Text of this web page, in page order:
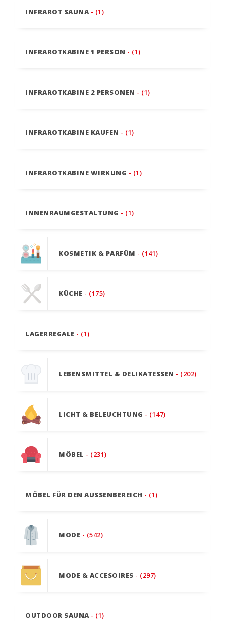
INFRAROT SAUNA - (1)
INFRAROTKABINE 1 PERSON - (1)
INFRAROTKABINE 2 PERSONEN - (1)
INFRAROTKABINE KAUFEN - (1)
INFRAROTKABINE WIRKUNG - (1)
INNENRAUMGESTALTUNG - (1)
KOSMETIK & PARFÜM - (141)
KÜCHE - (175)
LAGERREGALE - (1)
LEBENSMITTEL & DELIKATESSEN - (202)
LICHT & BELEUCHTUNG - (147)
MÖBEL - (231)
MÖBEL FÜR DEN AUSSENBEREICH - (1)
MODE - (542)
MODE & ACCESOIRES - (297)
OUTDOOR SAUNA - (1)